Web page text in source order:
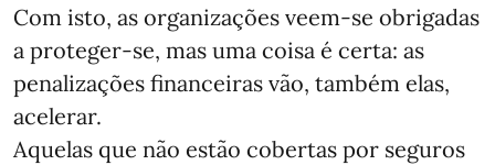
Com isto, as organizações veem-se obrigadas
a proteger-se, mas uma coisa é certa: as
penalizações financeiras vão, também elas,
acelerar.
Aquelas que não estão cobertas por seguros